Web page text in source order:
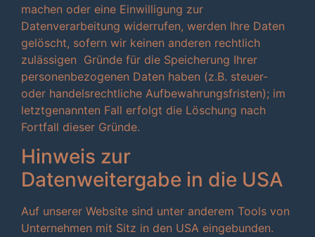
machen oder eine Einwilligung zur
Datenverarbeitung widerrufen, werden Ihre Daten
gelöscht, sofern wir keinen anderen rechtlich
zulässigen Gründe für die Speicherung Ihrer
personenbezogenen Daten haben (z.B. steuer-
oder handelsrechtliche Aufbewahrungsfristen); im
letztgenannten Fall erfolgt die Löschung nach
Fortfall dieser Gründe.
Hinweis zur
Datenweitergabe in die USA
Auf unserer Website sind unter anderem Tools von
Unternehmen mit Sitz in den USA eingebunden.